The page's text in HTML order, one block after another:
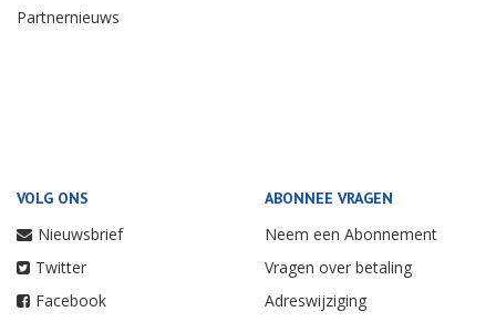
Partnernieuws
VOLG ONS
Nieuwsbrief
Twitter
Facebook
ABONNEE VRAGEN
Neem een Abonnement
Vragen over betaling
Adreswijziging